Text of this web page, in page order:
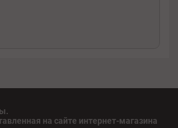
на сайте интернет-магазина